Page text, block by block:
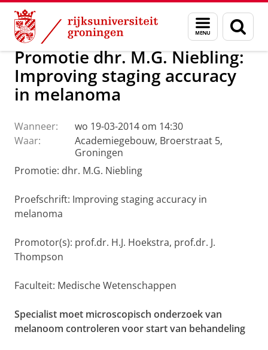
Skip
Content
Skip
Navigation
Menu
en
zoeken
Over ons Actueel Nieuws
Promotie dhr. M.G. Niebling:
Improving staging accuracy
in melanoma
Wanneer:
wo 19-03-2014 om 14:30
Waar:
Academiegebouw, Broerstraat 5,
Groningen
Promotie: dhr. M.G. Niebling
Proefschrift: Improving staging accuracy in
melanoma
Promotor(s): prof.dr. H.J. Hoekstra, prof.dr. J.
Thompson
Faculteit: Medische Wetenschappen
Specialist moet microscopisch onderzoek van
melanoom controleren voor start van behandeling